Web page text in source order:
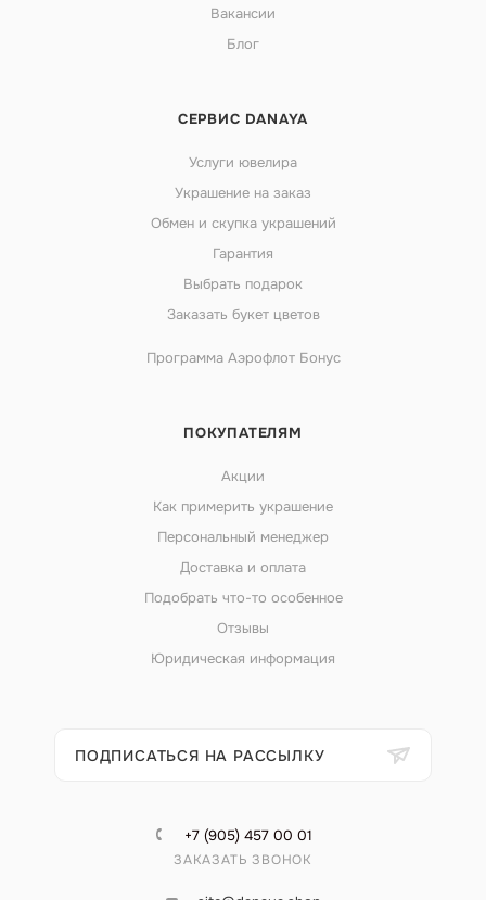
Вакансии
Блог
СЕРВИС DANAYA
Услуги ювелира
Украшение на заказ
Обмен и скупка украшений
Гарантия
Выбрать подарок
Заказать букет цветов
Программа Аэрофлот Бонус
ПОКУПАТЕЛЯМ
Акции
Как примерить украшение
Персональный менеджер
Доставка и оплата
Подобрать что-то особенное
Отзывы
Юридическая информация
ПОДПИСАТЬСЯ НА РАССЫЛКУ
+7 (905) 457 00 01
ЗАКАЗАТЬ ЗВОНОК